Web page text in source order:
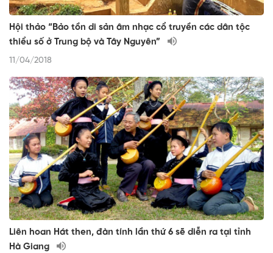
Hội thảo “Bảo tồn di sản âm nhạc cổ truyền các dân tộc
thiểu số ở Trung bộ và Tây Nguyên”
11/04/2018
Liên hoan Hát then, đàn tính lần thứ 6 sẽ diễn ra tại tỉnh
Hà Giang